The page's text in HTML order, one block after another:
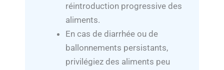
réintroduction progressive des
aliments.
En cas de diarrhée ou de
ballonnements persistants,
privilégiez des aliments peu